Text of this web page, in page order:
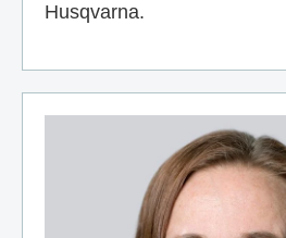
Husqvarna.